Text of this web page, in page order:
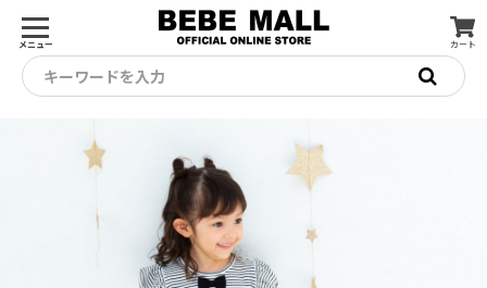
メニュー カート
キーワードを入力